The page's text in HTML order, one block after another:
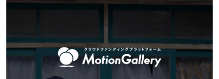
を。福島県西会津町のゲストハウスひととき
に"町のキッチン"をつくります！